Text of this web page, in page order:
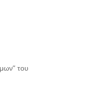
του